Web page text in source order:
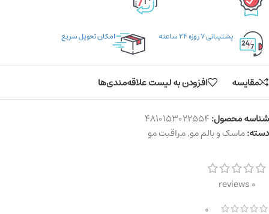
پشتیبانی ۷ روزه ۲۴ ساعته امکان تحویل سریع
مقایسه افزودن به لیست علاقه‌مندی‌ها
شناسه محصول:4810153022554
دسته:ماسک و بالم مو,مراقبت مو
0 reviews
0